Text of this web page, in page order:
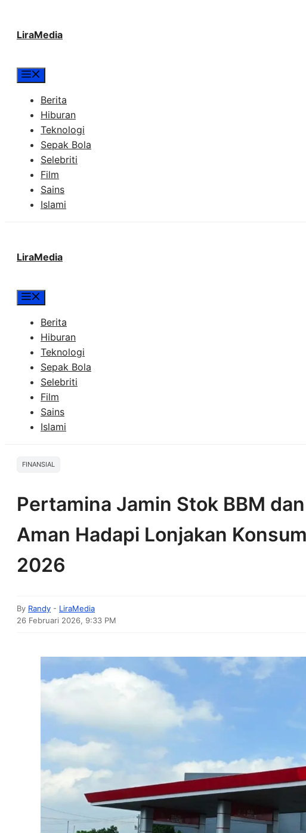
LiraMedia
Berita
Hiburan
Teknologi
Sepak Bola
Selebriti
Film
Sains
Islami
LiraMedia
Berita
Hiburan
Teknologi
Sepak Bola
Selebriti
Film
Sains
Islami
FINANSIAL
Pertamina Jamin Stok BBM
Aman Hadapi Lonjakan
2026
By Randy - LiraMedia
26 Februari 2026, 9:33 PM